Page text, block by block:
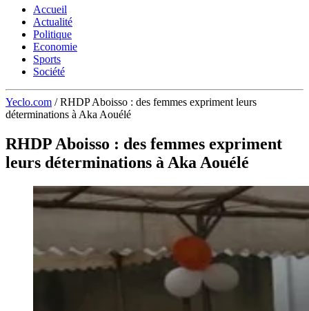
Accueil
Actualité
Politique
Economie
Sports
Société
Yeclo.com / RHDP Aboisso : des femmes expriment leurs
déterminations à Aka Aouélé
RHDP Aboisso : des femmes expriment
leurs déterminations à Aka Aouélé